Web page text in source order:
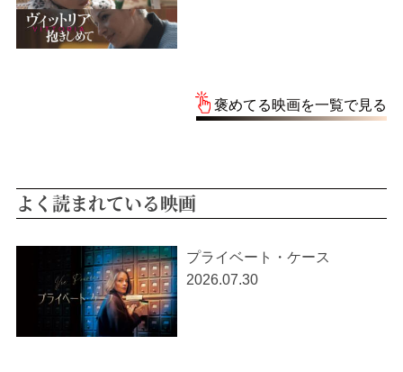
褒めてる映画を一覧で見る
よく読まれている映画
プライベート・ケース
2026.07.30